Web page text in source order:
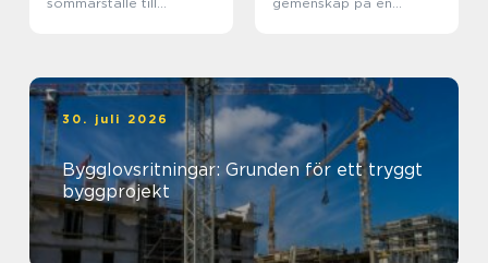
30. juli 2026
Bygglovsritningar: Grunden för ett tryggt
byggprojekt